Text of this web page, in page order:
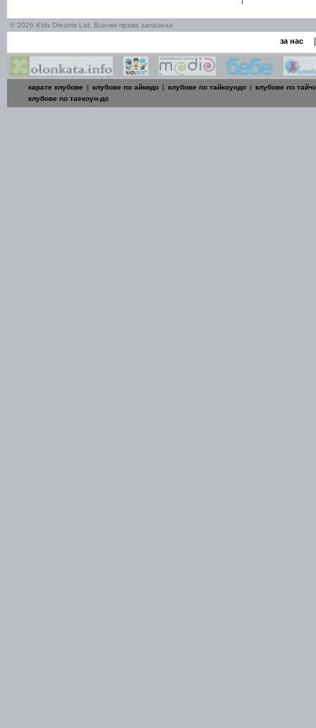
© 2026 Kids Dreams Ltd. Всички права запазени.
за нас
карате клубове | клубове по айкидо | клубове по тайкоундо | клубове по
клубове по таекоун-до